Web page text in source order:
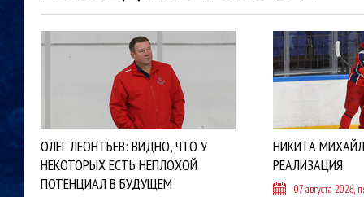
ОЛЕГ ЛЕОНТЬЕВ: ВИДНО, ЧТО У
НЕКОТОРЫХ ЕСТЬ НЕПЛОХОЙ
ПОТЕНЦИАЛ В БУДУЩЕМ
НИКИТА
РЕАЛИЗАЦИЯ
07 августа 2026,